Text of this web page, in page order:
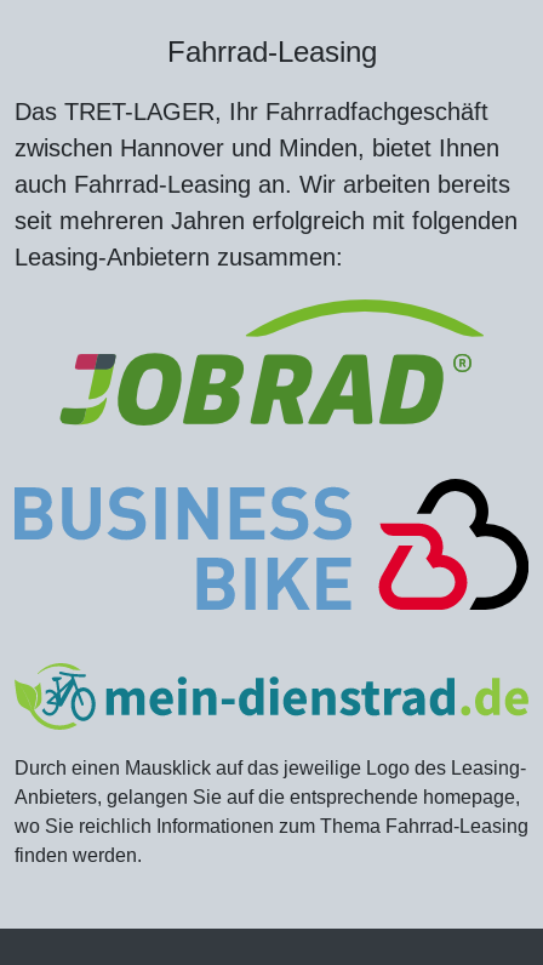
Fahrrad-Leasing
Das TRET-LAGER, Ihr Fahrradfachgeschäft
zwischen Hannover und Minden, bietet Ihnen
auch Fahrrad-Leasing an. Wir arbeiten bereits
seit mehreren Jahren erfolgreich mit folgenden
Leasing-Anbietern zusammen:
Durch einen Mausklick auf das jeweilige Logo des Leasing-
Anbieters, gelangen Sie auf die entsprechende homepage,
wo Sie reichlich Informationen zum Thema Fahrrad-Leasing
finden werden.